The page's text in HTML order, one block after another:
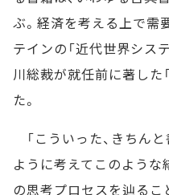
ぶ。経済を考える上で需
テインの「近代世界シス
川総裁が就任前に著した
た。
「こういった、きちん
ように考えてこのような
の思考プロセスを辿るこ